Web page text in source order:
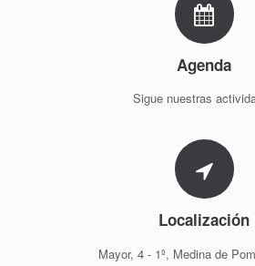
Agenda
Sigue nuestras
Localización
Mayor, 4 - 1º, Medina de